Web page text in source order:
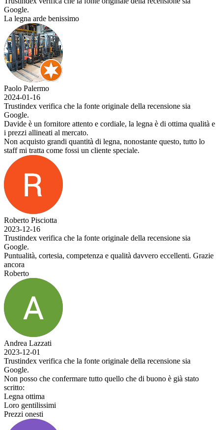
Google.
La legna arde benissimo
Paolo Palermo
2024-01-16
Trustindex verifica che la fonte originale della recensione sia
Google.
Davide è un fornitore attento e cordiale, la legna è di ottima qualità e
i prezzi allineati al mercato.
Non acquisto grandi quantità di legna, nonostante questo, tutto lo
staff mi tratta come fossi un cliente speciale.
Roberto Pisciotta
2023-12-16
Trustindex verifica che la fonte originale della recensione sia
Google.
Puntualità, cortesia, competenza e qualità davvero eccellenti. Grazie
ancora
Roberto
Andrea Lazzati
2023-12-01
Trustindex verifica che la fonte originale della recensione sia
Google.
Non posso che confermare tutto quello che di buono è già stato
scritto:
Legna ottima
Loro gentilissimi
Prezzi onesti